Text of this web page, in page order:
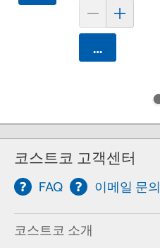
카트에 담기
코스트코 고객센터
FAQ 이메일 문의
코스트코 소개